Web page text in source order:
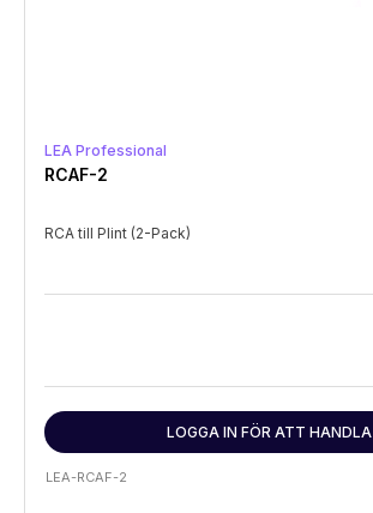
LEA Professional
RCAF-2
RCA till Plint (2-Pack)
LOGGA IN FÖR ATT HANDLA
LEA-RCAF-2